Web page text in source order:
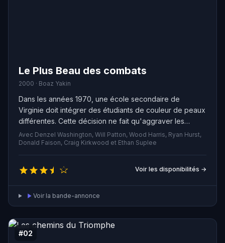
Le Plus Beau des combats
2000 · Boaz Yakin
Dans les années 1970, une école secondaire de
Virginie doit intégrer des étudiants de couleur de peaux
différentes. Cette décision ne fait qu'aggraver les
tensions raciales de la ville, notamment au sein de
l'équipe de football et son entraîneur blanc qui doit
désormais travailler sous la supervision d'un afro-
américain. Malgré leurs différences, les deux hommes
finissent par trouver un terrain d'entente et transmettent
aux joueurs des valeurs qui leur permettent de devenir
des champions respectés.
Avec Denzel Washington, Will Patton, Wood Harris, Ryan Hurst,
Donald Faison, Craig Kirkwood et Ethan Suplee
Voir les disponibilités →
Voir la bande-annonce
#02